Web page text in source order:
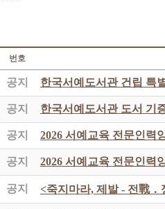
번호
공지 한국서예도서관 건립 특
공지 한국서예도서관 도서 기
공지 2026 서예교육 전문인력
공지 2026 서예교육 전문인력
공지 <죽지마라, 제발 - 전戰 ․